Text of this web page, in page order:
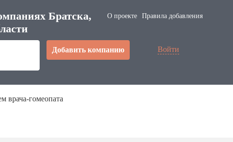
Братска,
О проекте Правила добавления
Добавить компанию
Войти
врача-гомеопата